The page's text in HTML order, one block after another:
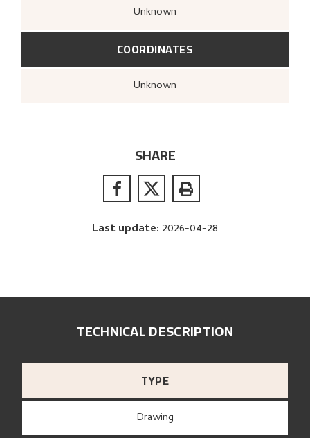
Unknown
COORDINATES
Unknown
SHARE
Last update: 2026-04-28
TECHNICAL DESCRIPTION
TYPE
Drawing